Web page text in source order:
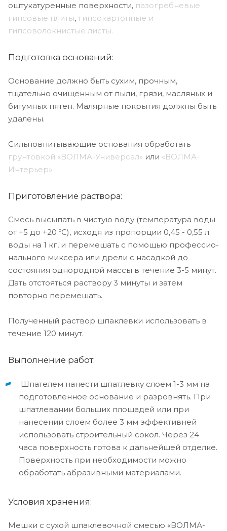
оштукатуренные поверхности, пазогребневые
гипсовые плиты, гипсокартонные и
гипсоволокнистые листы.
Подготовка оснований:
Основание должно быть сухим, прочным,
тщательно очищен­ным от пыли, грязи, масляных и
битумных пятен. Малярные покрытия должны быть
удалены.
Сильновпитывающие основания обработать
грунтовкой «ВОЛМА-Универсал» или «ВОЛМА-
Интерьер».
Приготовление раствора:
Смесь высыпать в чистую воду (температура воды
от +5 до +20 ºС), исходя из пропорции 0,45 - 0,55 л
воды на 1 кг, и перемешать с помощью профессио­
нального миксера или дрели с насадкой до
состояния одно­родной массы в течение 3-5 минут.
Дать отстояться раствору 3 минуты и затем
повторно перемешать.
Полученный раствор шпаклевки использовать в
течение 120 минут.
Выполнение работ:
Шпателем нанести шпатлевку слоем 1-3 мм на
подготовленное основание и разровнять. При
шпатлевании больших площадей или при
нанесении слоем более 3 мм эффективней
использовать строительный сокол. Через 24
часа поверхность готова к дальнейшей отделке.
Поверхность при необходимости можно
обработать абразивными материалами.
Условия хранения:
Мешки с сухой шпаклевочной смесью «ВОЛМА-